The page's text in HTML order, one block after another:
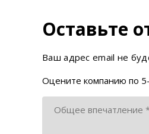
Оставьте
Ваш адрес email не
Оцените компанию по